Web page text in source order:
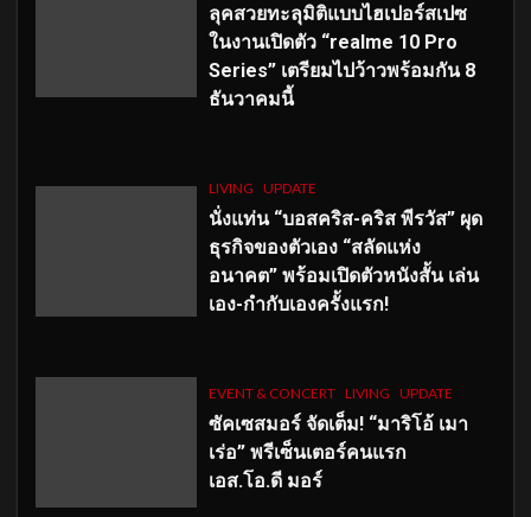
ลุคสวยทะลุมิติแบบไฮเปอร์สเปซ
ในงานเปิดตัว “realme 10 Pro
Series” เตรียมไปว้าวพร้อมกัน 8
ธันวาคมนี้
LIVING UPDATE
นั่งแท่น “บอสคริส-คริส พีรวัส” ผุด
ธุรกิจของตัวเอง “สลัดแห่ง
อนาคต” พร้อมเปิดตัวหนังสั้น เล่น
เอง-กำกับเองครั้งแรก!
EVENT & CONCERT LIVING UPDATE
ซัคเซสมอร์ จัดเต็ม! “มาริโอ้ เมา
เร่อ” พรีเซ็นเตอร์คนแรก
เอส.โอ.ดี มอร์